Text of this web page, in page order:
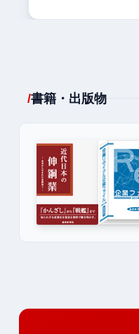
書籍・出版物